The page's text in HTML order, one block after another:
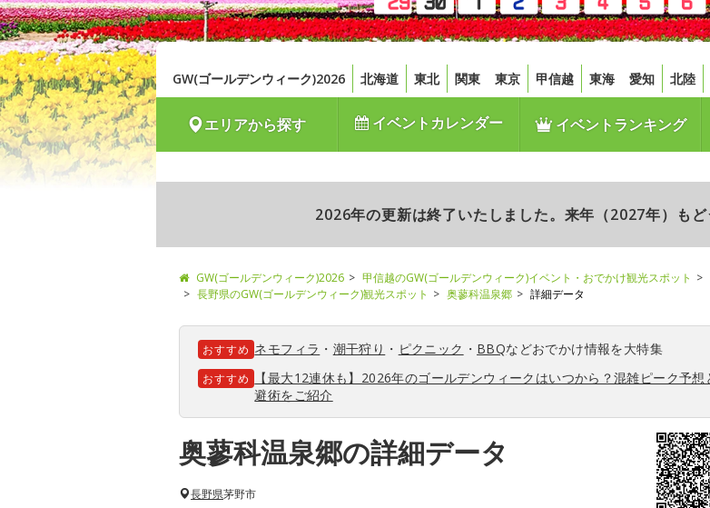
GW(ゴールデンウィーク)2026 北海道 東北 関東 東京 甲信越 東海 愛知 北陸
エリアから探す イベントカレンダー イベントランキング
2026年の更新は終了いたしました。来年（2027年）もど
GW(ゴールデンウィーク)2026 甲信越のGW(ゴールデンウィーク)イベント・おでかけ観光スポット
長野県のGW(ゴールデンウィーク)観光スポット
奥蓼科温泉郷 詳細データ
おすすめ ネモフィラ ・ 潮干狩り ・ ピクニック ・ BBQなどおでかけ情報を大特集
おすすめ
【最大12連休も】2026年のゴールデンウィークはいつから？混雑ピーク予想
避術をご紹介
奥蓼科温泉郷の詳細データ
長野県茅野市